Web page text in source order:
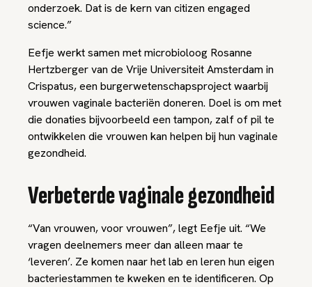
onderzoek. Dat is de kern van citizen engaged
science.”
Eefje werkt samen met microbioloog Rosanne
Hertzberger van de Vrije Universiteit Amsterdam in
Crispatus, een burgerwetenschapsproject waarbij
vrouwen vaginale bacteriën doneren. Doel is om met
die donaties bijvoorbeeld een tampon, zalf of pil te
ontwikkelen die vrouwen kan helpen bij hun vaginale
gezondheid.
Verbeterde vaginale gezondheid
“Van vrouwen, voor vrouwen”, legt Eefje uit. “We
vragen deelnemers meer dan alleen maar te
‘leveren’. Ze komen naar het lab en leren hun eigen
bacteriestammen te kweken en te identificeren. Op